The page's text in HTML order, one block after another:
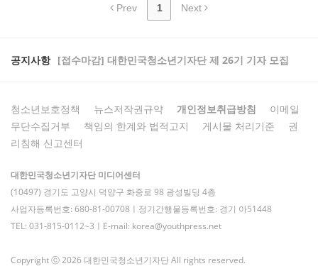
Prev 1 Next
공지사항 [접수마감] 대한민국청소년기자단 제 26기 기자 모집
청소년보호정책 뉴스저작권규약 개인정보취급방침
이메일
무단수집거부
책임의 한계와 법적고지 게시물 처리기준
권
리침해 신고센터
대한민국청소년기자단 미디어센터
(10497) 경기도 고양시 덕양구 화중로 98 광성빌딩 4층
사업자등록번호: 680-81-00708ㅣ정기간행물등록번호: 경기 아51448
TEL: 031-815-0112~3ㅣE-mail: korea@youthpress.net
Copyright ⓒ 2026 대한민국청소년기자단 All rights reserved.